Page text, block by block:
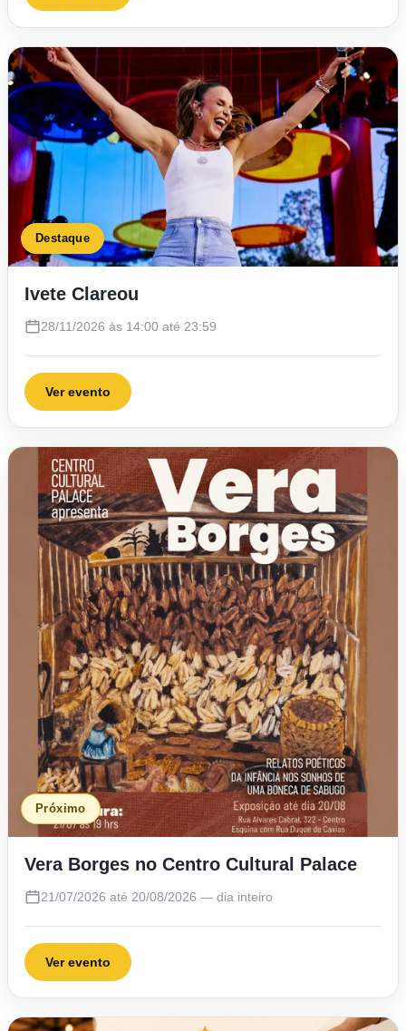
Destaque
Ivete Clareou
28/11/2026 às 14:00 até 23:59
Ver evento
Próximo
Vera Borges no Centro Cultural Palace
21/07/2026 até 20/08/2026 — dia inteiro
Ver evento